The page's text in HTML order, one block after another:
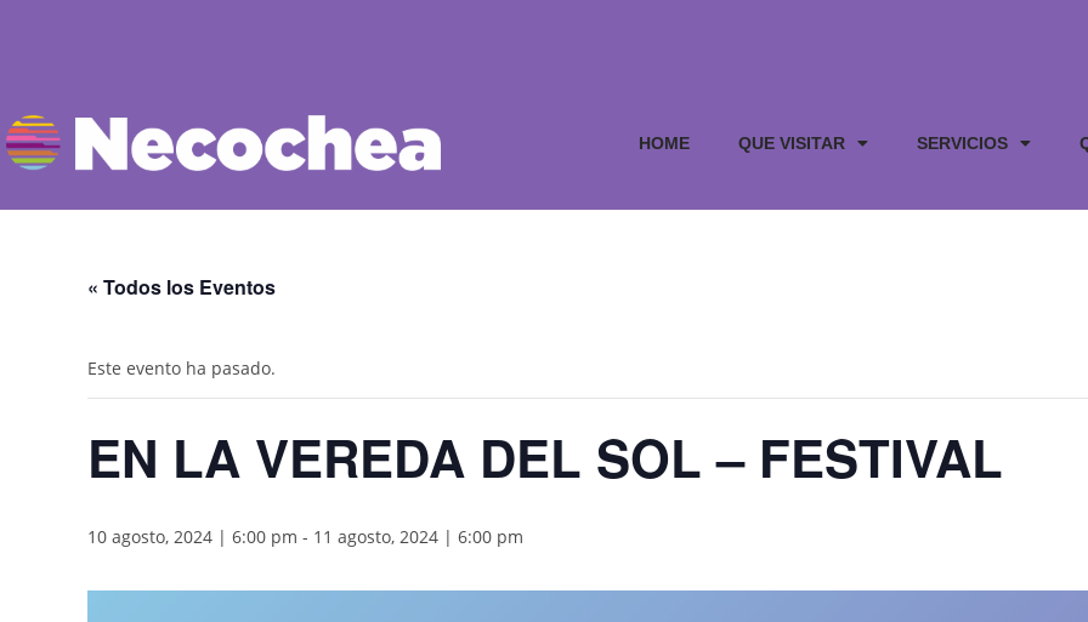
HOME QUE VISITAR SERVICIOS
« Todos los Eventos
Este evento ha pasado.
EN LA VEREDA DEL SOL – FESTIVAL
10 agosto, 2024 | 6:00 pm - 11 agosto, 2024 | 6:00 pm